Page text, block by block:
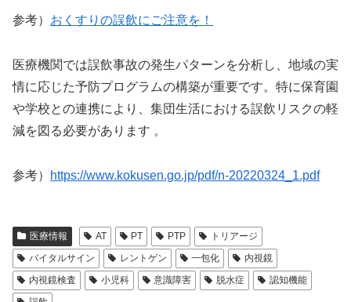
参考） おくすりの誤飲にご注意を！
医療機関では誤飲事故の発生パターンを分析し、地域の実
情に応じた予防プログラムの構築が重要です。特に保育園
や学校との連携により、集団生活における誤飲リスクの軽
減を図る必要があります 。
参考） https://www.kokusen.go.jp/pdf/n-20220324_1.pdf
医療情報 AT PT PTP
トリアージ
バイタルサイン
レントゲン 一包化
内視鏡
内視鏡検査
小児科 意識障害 脱水症
認知機能